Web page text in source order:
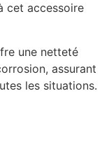
cet accessoire
une netteté
assurant
les situations.